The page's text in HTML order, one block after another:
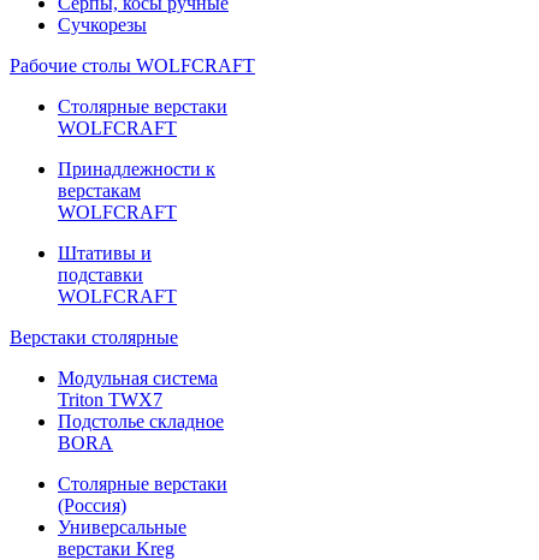
Сучкорезы
Рабочие столы WOLFCRAFT
Столярные верстаки
WOLFCRAFT
Принадлежности к
верстакам
WOLFCRAFT
Штативы и
подставки
WOLFCRAFT
Верстаки столярные
Модульная система
Triton TWX7
Подстолье складное
BORA
Столярные верстаки
(Россия)
Универсальные
верстаки Kreg